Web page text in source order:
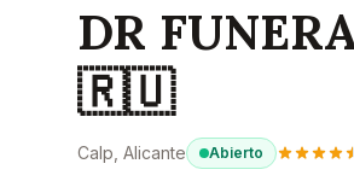
DR
🇷🇺
Calp , Alicante Abierto